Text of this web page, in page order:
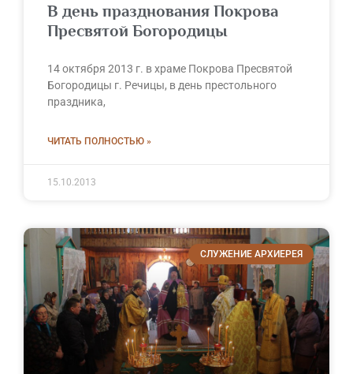
В день празднования Покрова
Пресвятой Богородицы
14 октября 2013 г. в храме Покрова Пресвятой
Богородицы г. Речицы, в день престольного
праздника,
ЧИТАТЬ ПОЛНОСТЬЮ »
15.10.2013
СЛУЖЕНИЕ АРХИЕРЕЯ